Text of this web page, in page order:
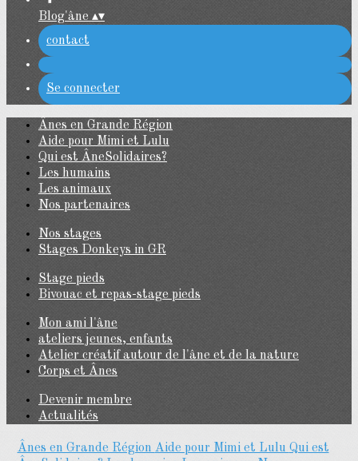
Blog'âne ▴▾
contact
Se connecter
Ânes en Grande Région
Aide pour Mimi et Lulu
Qui est ÂneSolidaires?
Les humains
Les animaux
Nos partenaires
Nos stages
Stages Donkeys in GR
Stage pieds
Bivouac et repas-stage pieds
Mon ami l'âne
ateliers jeunes, enfants
Atelier créatif autour de l'âne et de la nature
Corps et Ânes
Devenir membre
Actualités
Ânes en Grande Région Aide pour Mimi et Lulu Qui est